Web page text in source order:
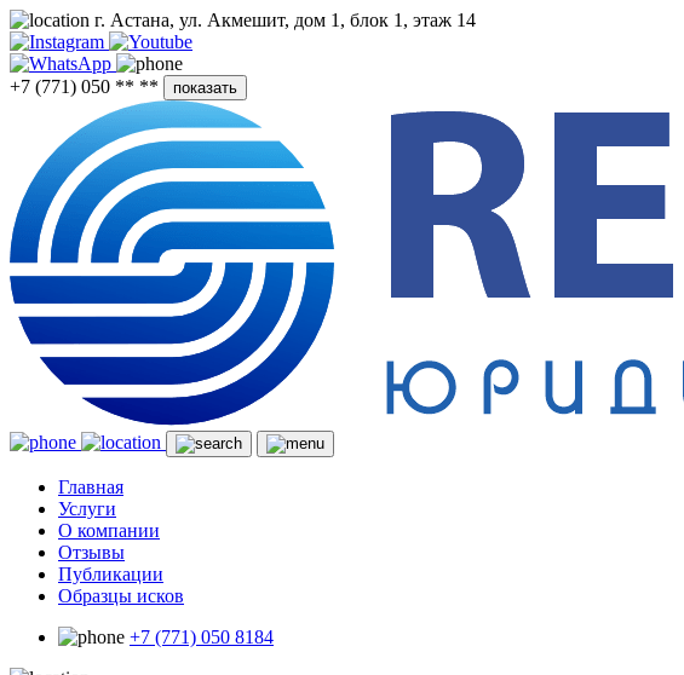
г. Астана, ул. Акмешит, дом 1, блок 1, этаж 14
+7 (771) 050 ** ** показать
Главная
Услуги
О компании
Отзывы
Публикации
Образцы исков
+7 (771) 050 8184